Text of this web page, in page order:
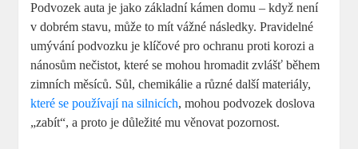
Podvozek auta je jako základní kámen domu – když není
v dobrém stavu, může to mít vážné následky. Pravidelné
umývání podvozku je klíčové pro ochranu proti korozi a
nánosům nečistot, které se mohou hromadit zvlášť během
zimních měsíců. Sůl, chemikálie a různé další materiály,
které se používají na silnicích, mohou podvozek doslova
„zabít“, a proto je důležité mu věnovat pozornost.